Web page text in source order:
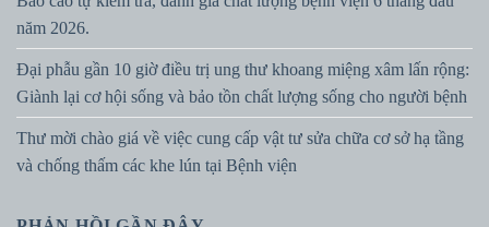
năm 2026.
Đại phẫu gần 10 giờ điều trị ung thư khoang miệng xâm lấn rộng:
Giành lại cơ hội sống và bảo tồn chất lượng sống cho người bệnh
Thư mời chào giá về việc cung cấp vật tư sửa chữa cơ sở hạ tầng
và chống thấm các khe lún tại Bệnh viện